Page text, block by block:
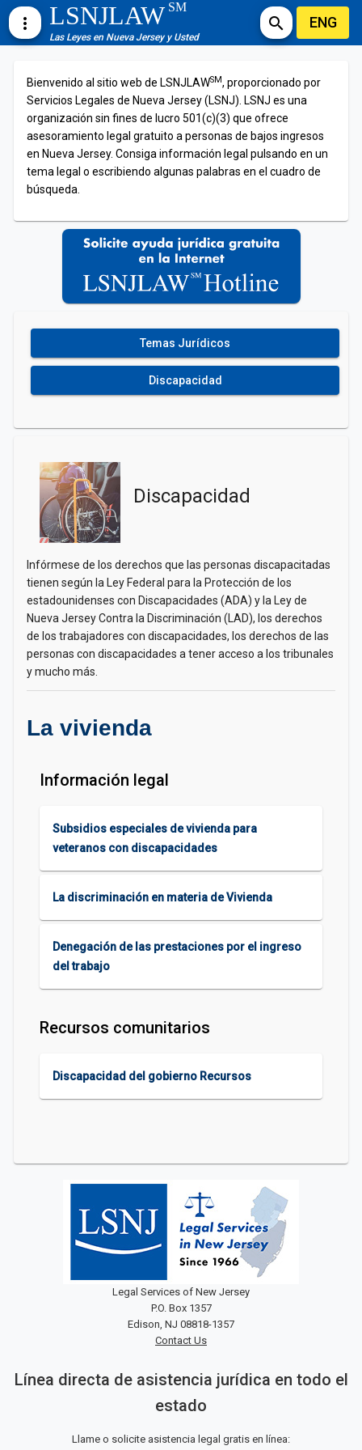
more_vert LSNJLAWSM
Las Leyes en Nueva Jersey y Usted
search ENG
Bienvenido al sitio web de LSNJLAWSM, proporcionado por
Servicios Legales de Nueva Jersey (LSNJ). LSNJ es una
organización sin fines de lucro 501(c)(3) que ofrece
asesoramiento legal gratuito a personas de bajos ingresos
en Nueva Jersey. Consiga información legal pulsando en un
tema legal o escribiendo algunas palabras en el cuadro de
búsqueda.
Temas Jurídicos
Discapacidad
Discapacidad
Infórmese de los derechos que las personas discapacitadas
tienen según la Ley Federal para la Protección de los
estadounidenses con Discapacidades (ADA) y la Ley de
Nueva Jersey Contra la Discriminación (LAD), los derechos
de los trabajadores con discapacidades, los derechos de las
personas con discapacidades a tener acceso a los tribunales
y mucho más.
La vivienda
Información legal
Subsidios especiales de vivienda para
veteranos con discapacidades
La discriminación en materia de Vivienda
Denegación de las prestaciones por el ingreso
del trabajo
Recursos comunitarios
Discapacidad del gobierno Recursos
Legal Services of New Jersey
P.O. Box 1357
Edison, NJ 08818-1357
Contact Us
Línea directa de asistencia jurídica en todo el
estado
Llame o solicite asistencia legal gratis en línea: